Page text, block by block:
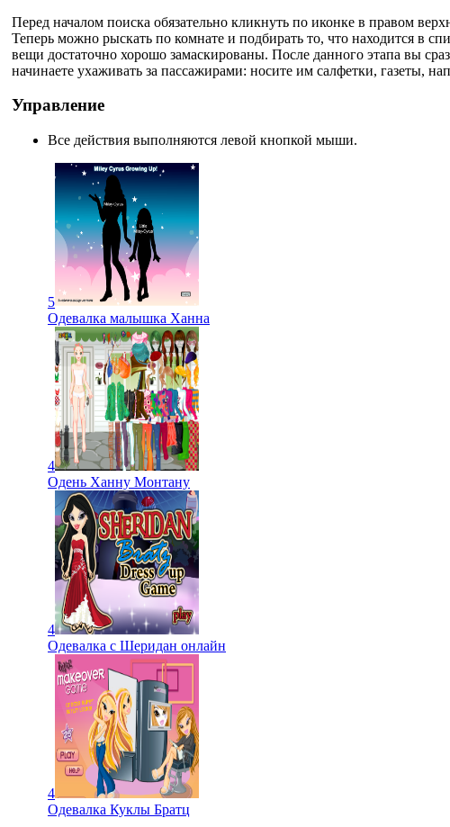
Перед началом поиска обязательно кликнуть по иконке в правом
Теперь можно рыскать по комнате и подбирать то, что находится в
вещи достаточно хорошо замаскированы. После данного этапа вы
начинаете ухаживать за пассажирами: носите им салфетки, газеты,
Управление
Все действия выполняются левой кнопкой мыши.
5
Одевалка малышка Ханна
4
Одень Ханну Монтану
4
Одевалка с Шеридан онлайн
4
Одевалка Куклы Братц